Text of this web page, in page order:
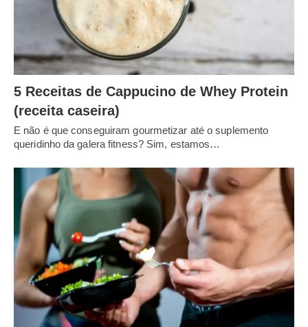
5 Receitas de Cappucino de Whey Protein
(receita caseira)
E não é que conseguiram gourmetizar até o suplemento
queridinho da galera fitness? Sim, estamos…